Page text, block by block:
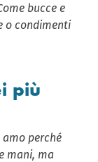
bucce e
o condimenti
più
amo perché
mani, ma